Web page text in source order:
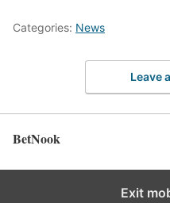
Categories: News
Leave
BetNook
Exit